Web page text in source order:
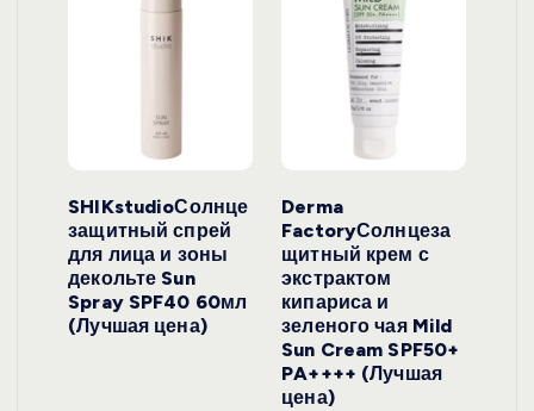
SHIKstudioСолнце
защитный спрей
для лица и зоны
декольте Sun
Spray SPF40 60мл
(Лучшая цена)
Derma
FactoryСолнцеза
щитный крем с
экстрактом
кипариса и
зеленого чая Mild
Sun Cream SPF50+
PA++++ (Лучшая
цена)